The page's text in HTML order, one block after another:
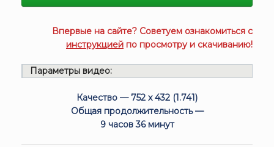
Впервые на сайте? Советуем ознакомиться с
инструкцией по просмотру и скачиванию!
Параметры видео:
Качество — 752 x 432 (1.741)
Общая продолжительность —
9 часов 36 минут